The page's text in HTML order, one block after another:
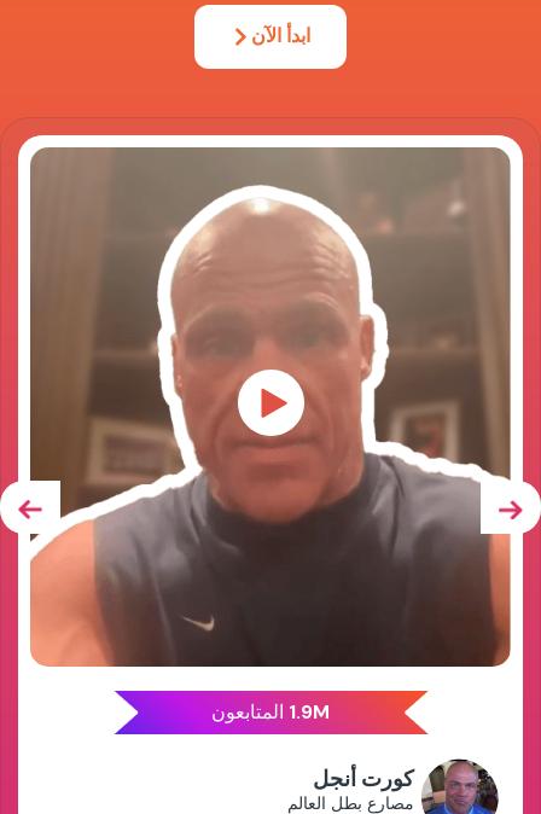
المتابعون
كورت أنجل
مصارع بطل العالم